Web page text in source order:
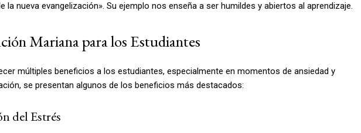
la nueva evangelización». Su ejemplo nos enseña a ser humildes y abiertos al aprendizaje.
Mariana para los Estudiantes
múltiples beneficios a los estudiantes, especialmente en momentos de ansiedad y
se presentan algunos de los beneficios más destacados:
del Estrés